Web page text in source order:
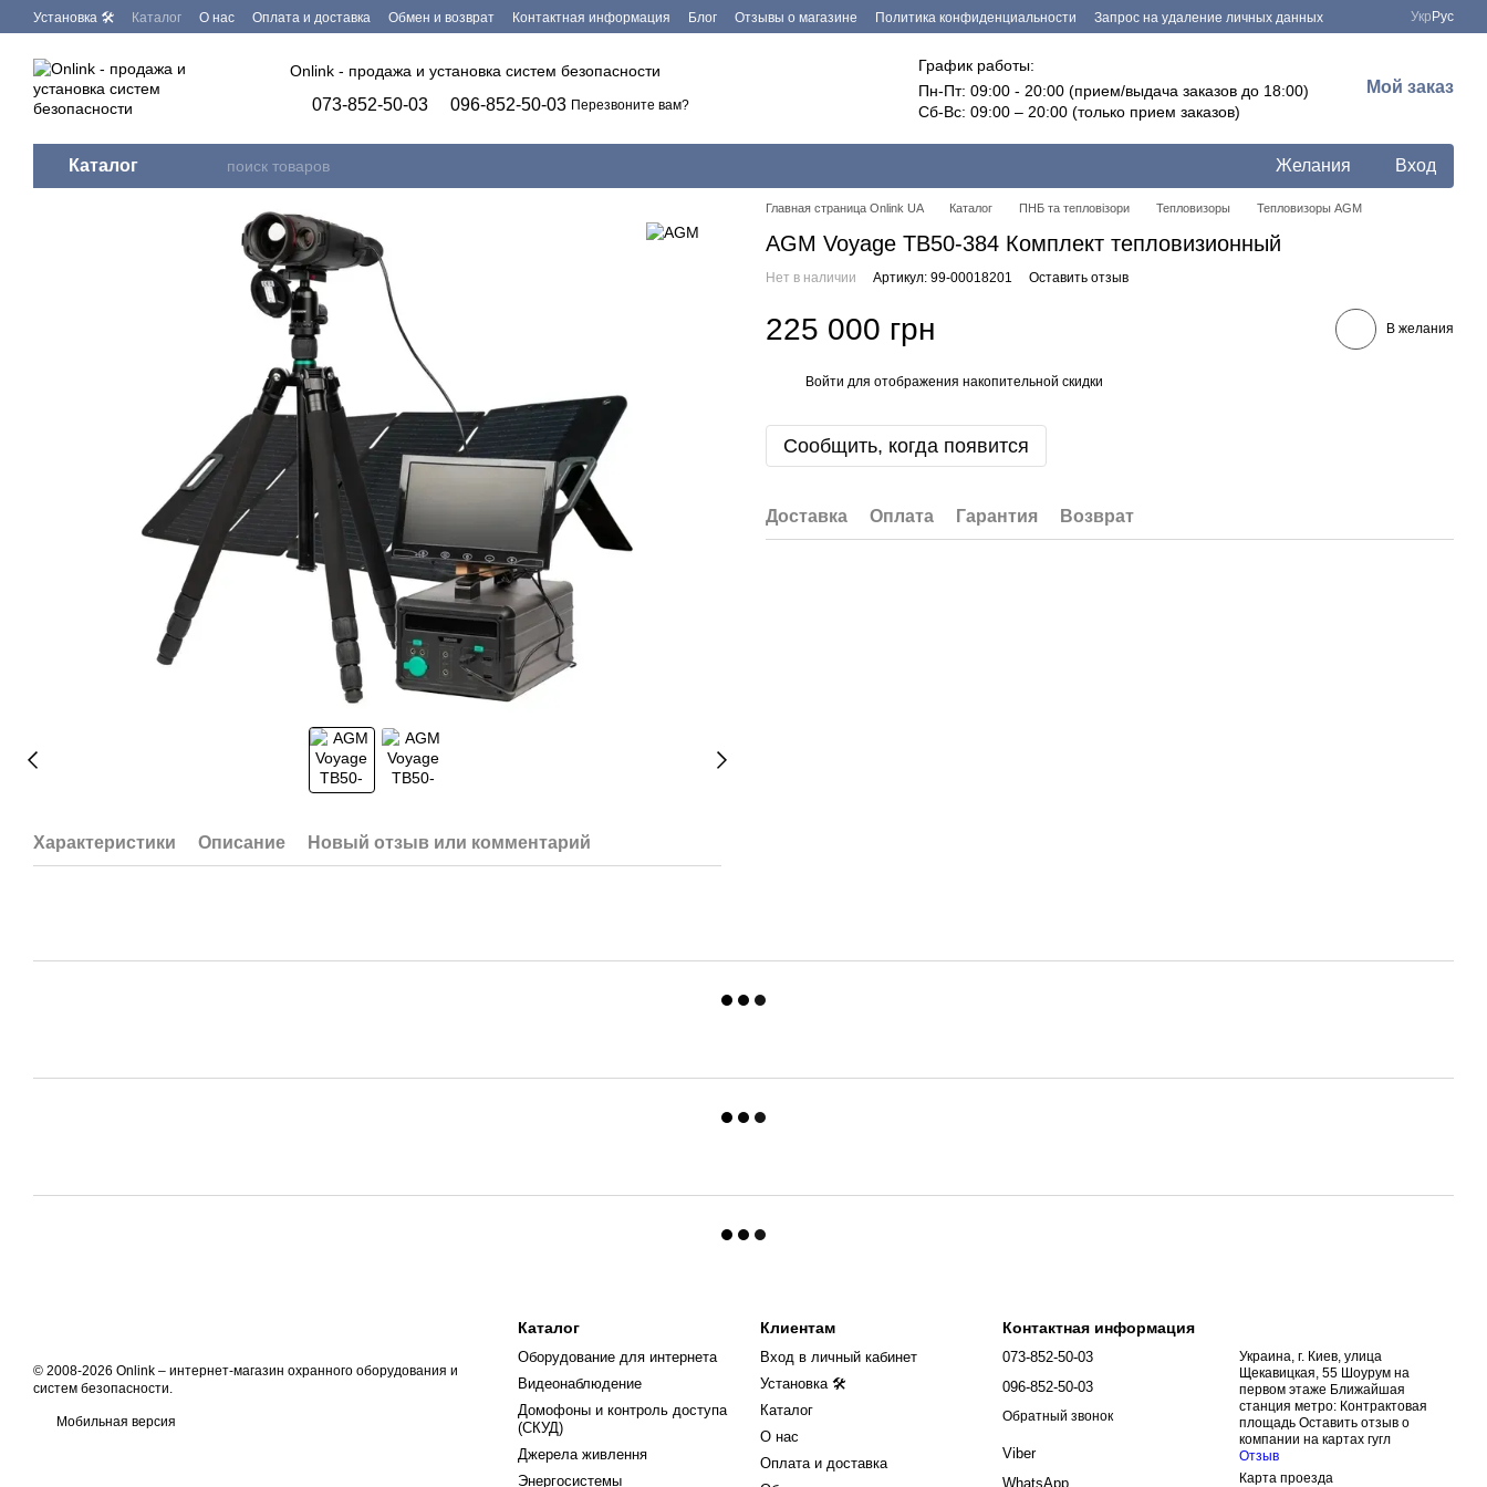
Перейти к основному контенту
Установка 🛠 Каталог О нас Оплата и доставка Обмен и возврат Контактная информация Блог Отзывы о магазине Политика конфиденциальности
Запрос на удаление личных данных
Укр Рус
Onlink - продажа и установка систем безопасности
073-852-50-03 096-852-50-03 Перезвоните вам?
График работы:
Пн-Пт: 09:00 - 20:00 (прием/выдача заказов до 18:00)
Сб-Вс: 09:00 – 20:00 (только прием заказов)
Мой заказ
Каталог Желания Вход
Характеристики Описание Новый отзыв или комментарий
Главная страница Onlink UA Каталог ПНБ та тепловізори Тепловизоры Тепловизоры AGM
AGM Voyage TB50-384 Комплект тепловизионный
Нет в наличии Артикул: 99-00018201 Оставить отзыв
225 000 грн В желания
Войти для отображения накопительной скидки
Сообщить, когда появится
Доставка Оплата Гарантия Возврат
© 2008-2026 Onlink – интернет-магазин охранного оборудования и
систем безопасности.
Мобильная версия
Каталог
Оборудование для интернета
Видеонаблюдение
Домофоны и контроль доступа
(СКУД)
Джерела живлення
Энергосистемы
Клиентам
Вход в личный кабинет
Установка 🛠
Каталог
О нас
Оплата и доставка
Контактная информация
073-852-50-03
096-852-50-03
Обратный звонок
Viber
WhatsApp
Украина, г. Киев, улица
Щекавицкая, 55 Шоурум на
первом этаже Ближайшая
станция метро: Контрактовая
площадь Оставить отзыв о
компании на картах гугл
Отзыв
Карта проезда